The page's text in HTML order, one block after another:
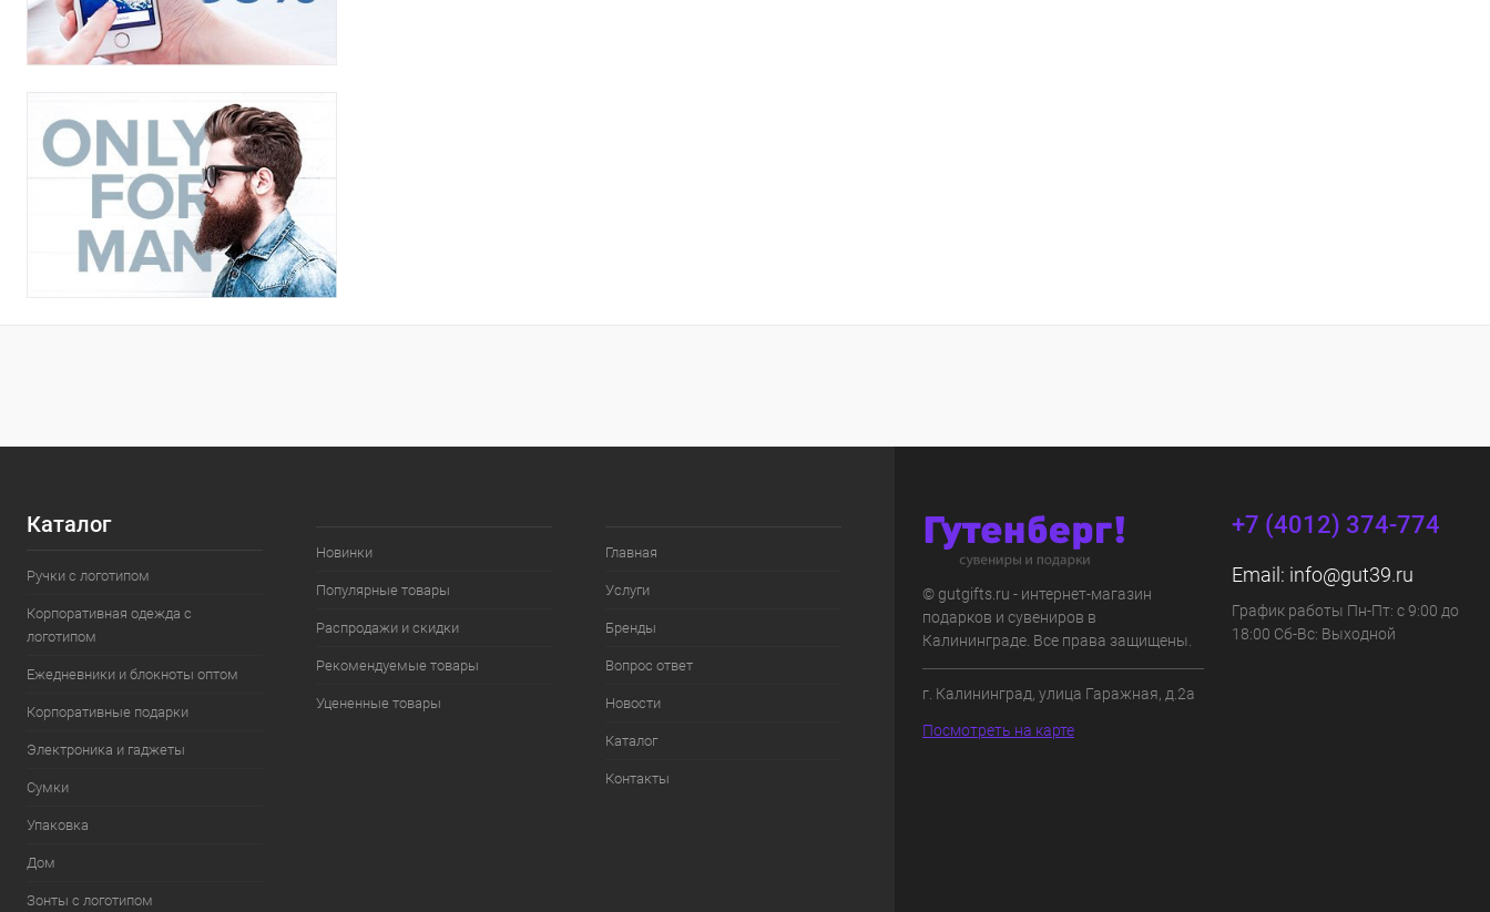
Каталог
Ручки с логотипом
Корпоративная одежда с
логотипом
Ежедневники и блокноты оптом
Корпоративные подарки
Электроника и гаджеты
Сумки
Упаковка
Дом
Зонты с логотипом
Новинки
Популярные товары
Распродажи и скидки
Рекомендуемые товары
Уцененные товары
Главная
Услуги
Бренды
Вопрос ответ
Новости
Каталог
Контакты
© gutgifts.ru - интернет-магазин
подарков и сувениров в
Калининграде. Все права защищены.
г. Калининград, улица Гаражная, д.2а
Посмотреть на карте
+7 (4012) 374-774
Email: info@gut39.ru
График работы Пн-Пт: с 9:00 до
18:00 Сб-Вс: Выходной